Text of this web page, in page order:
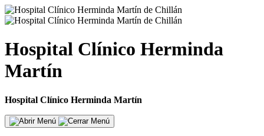
Hospital Clínico Herminda
Martín
Hospital Clínico Herminda Martín